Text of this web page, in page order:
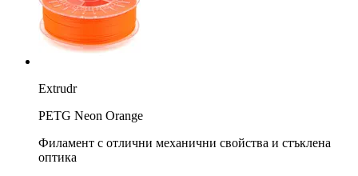
Extrudr
PETG Neon Orange
Филамент с отлични механични свойства и стъклена
оптика